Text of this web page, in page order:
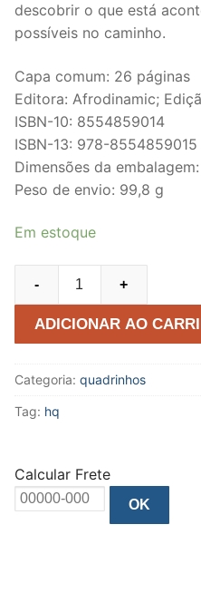
descobrir o que está
possíveis no caminho.
Capa comum: 26 páginas
Editora: Afrodinamic;
ISBN-10: 8554859014
ISBN-13: 978-8554859015
Dimensões da
Peso de envio: 99,8 g
Em estoque
quantidade
- +
ADICIONAR AO
Categoria: quadrinhos
Tag: hq
Calcular Frete
OK